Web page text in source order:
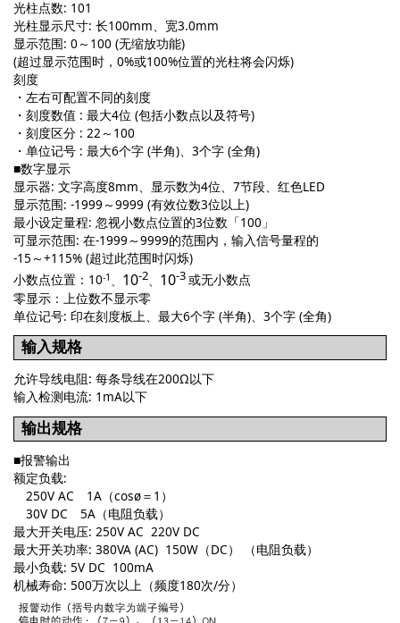
光柱点数: 101
光柱显示尺寸: 长100mm、宽3.0mm
显示范围: 0～100 (无缩放功能)
(超过显示范围时，0%或100%位置的光柱将会闪烁)
刻度
・左右可配置不同的刻度
・刻度数值 : 最大4位 (包括小数点以及符号)
・刻度区分 : 22～100
・单位记号 : 最大6个字 (半角)、3个字 (全角)
■数字显示
显示器: 文字高度8mm、显示数为4位、7节段、红色LED
显示范围: -1999～9999 (有效位数3位以上)
最小设定量程: 忽视小数点位置的3位数「100」
可显示范围: 在-1999～9999的范围内，输入信号量程的
-15～+115% (超过此范围时闪烁)
小数点位置：10-1 、 10-2、 10-3或无小数点
零显示：上位数不显示零
单位记号: 印在刻度板上、最大6个字 (半角)、3个字 (全角)
输入规格
允许导线电阻: 每条导线在200Ω以下
输入检测电流: 1mA以下
输出规格
■报警输出
额定负载:
250V AC 1A（cosø＝1）
30V DC 5A（电阻负载）
最大开关电压: 250V AC 220V DC
最大开关功率: 380VA (AC) 150W（DC） （电阻负载）
最小负载: 5V DC 100mA
机械寿命: 500万次以上（频度180次/分）